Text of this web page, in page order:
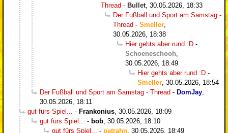
Thread - Bullet 30.05.2026, 18:33
Der Fußball und Sport am Samstag -
Thread - Smeller
30.05.2026, 18:38
Hier gehts aber rund :D -
Schoeneschooh
30.05.2026, 18:49
Hier gehts aber rund :D -
Smeller 30.05.2026, 18:54
Der Fußball und Sport am Samstag - Thread - DomJay
30.05.2026, 18:11
gut fürs Spiel...
- Frankonius 30.05.2026, 18:09
gut fürs Spiel...
- bob 30.05.2026, 18:10
gut fürs Spiel...
- patrahn 30.05.2026, 18:49